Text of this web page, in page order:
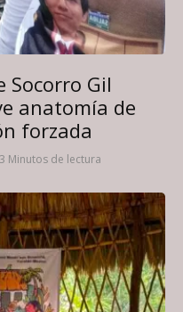
Socorro Gil
anatomía de
forzada
Minutos de lectura